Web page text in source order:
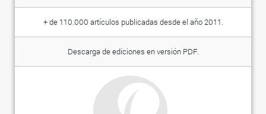
+ de 110.000 artículos publicadas desde el año 2011.
Descarga de ediciones en versión PDF.